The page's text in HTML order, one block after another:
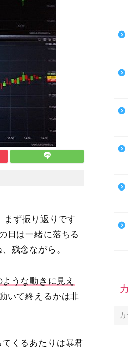
まず振り返りです
日は一緒に落ちる
残念ながら。
うな動きに見え
いて終えるかは非
くるあたりは暴君